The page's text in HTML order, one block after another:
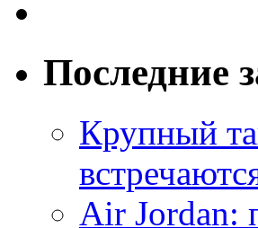
Последние
Крупный
Air Jordan: